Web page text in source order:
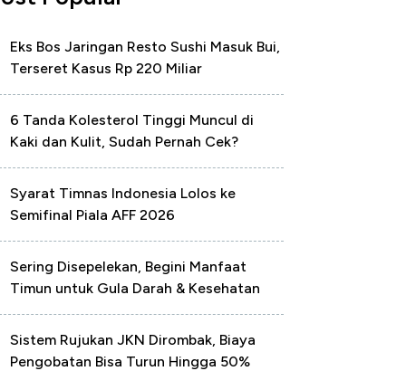
Eks Bos Jaringan Resto Sushi Masuk Bui,
Terseret Kasus Rp 220 Miliar
6 Tanda Kolesterol Tinggi Muncul di
Kaki dan Kulit, Sudah Pernah Cek?
Syarat Timnas Indonesia Lolos ke
Semifinal Piala AFF 2026
Sering Disepelekan, Begini Manfaat
Timun untuk Gula Darah & Kesehatan
Sistem Rujukan JKN Dirombak, Biaya
Pengobatan Bisa Turun Hingga 50%